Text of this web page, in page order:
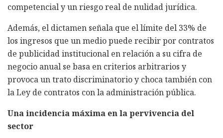
competencial y un riesgo real de nulidad jurídica.
Además, el dictamen señala que el límite del 33% de
los ingresos que un medio puede recibir por contratos
de publicidad institucional en relación a su cifra de
negocio anual se basa en criterios arbitrarios y
provoca un trato discriminatorio y choca también con
la Ley de contratos con la administración pública.
Una incidencia máxima en la pervivencia del
sector